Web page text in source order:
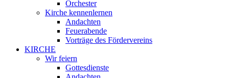
Orchester
Kirche kennenlernen
Andachten
Feuerabende
Vorträge des Fördervereins
KIRCHE
Wir feiern
Gottesdienste